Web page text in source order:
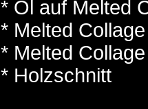
* Öl auf Melted
* Melted Collage
* Melted
* Holzschnitt